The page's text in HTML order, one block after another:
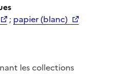
; papier (blanc)
les collections